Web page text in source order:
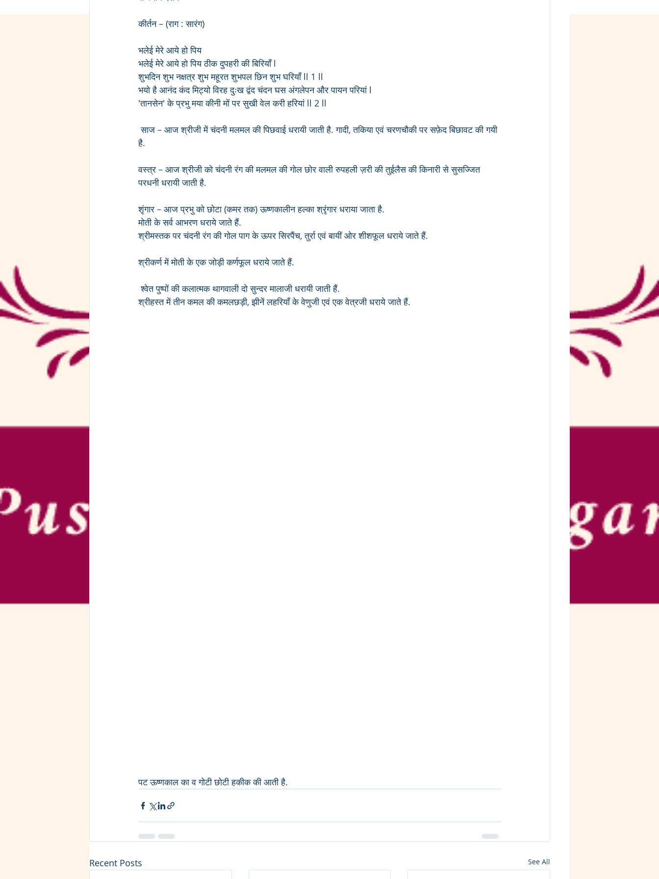
कीर्तन – (राग : सारंग)
भलेई मेरे आये हो पिय
भलेई मेरे आये हो पिय ठीक दुपहरी की बिरियाँ l
शुभदिन शुभ नक्षत्र शुभ महूरत शुभपल छिन शुभ घरियाँ ll 1 ll
भयो है आनंद कंद मिट्यो विरह दुःख द्वंद चंदन घस अंगलेपन और पायन परियां l
'तानसेन' के प्रभु मया कीनी मों पर सुखी वेल करी हरियां ll 2 ll
साज – आज श्रीजी में चंदनी मलमल की पिछवाई धरायी जाती है. गादी, तकिया एवं चरणचौकी पर सफ़ेद बिछावट की गयी
है.
वस्त्र – आज श्रीजी को चंदनी रंग की मलमल की गोल छोर वाली रुपहली ज़री की तुईलैस की किनारी से सुसज्जित
परधनी धरायी जाती है.
शृंगार – आज प्रभु को छोटा (कमर तक) ऊष्णकालीन हल्का श्रृंगार धराया जाता है.
मोती के सर्व आभरण धराये जाते हैं.
श्रीमस्तक पर चंदनी रंग की गोल पाग के ऊपर सिरपैंच, तुर्रा एवं बायीं ओर शीशफूल धराये जाते हैं.
श्रीकर्ण में मोती के एक जोड़ी कर्णफूल धराये जाते हैं.
श्वेत पुष्पों की कलात्मक थागवाली दो सुन्दर मालाजी धरायी जाती हैं.
श्रीहस्त में तीन कमल की कमलछड़ी, झीनें लहरियाँ के वेणुजी एवं एक वेत्रजी धराये जाते हैं.
पट ऊष्णकाल का व गोटी छोटी हकीक की आती है.
Recent Posts See All